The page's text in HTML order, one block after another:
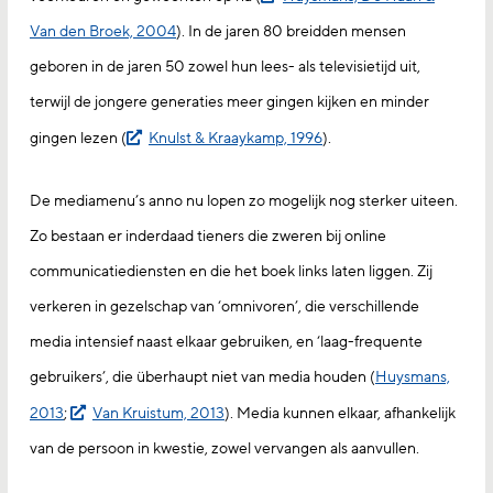
Van den Broek, 2004). In de jaren 80 breidden mensen
geboren in de jaren 50 zowel hun lees- als televisietijd uit,
terwijl de jongere generaties meer gingen kijken en minder
gingen lezen (
Knulst & Kraaykamp, 1996).
De mediamenu’s anno nu lopen zo mogelijk nog sterker uiteen.
Zo bestaan er inderdaad tieners die zweren bij online
communicatiediensten en die het boek links laten liggen. Zij
verkeren in gezelschap van ‘omnivoren’, die verschillende
media intensief naast elkaar gebruiken, en ‘laag-frequente
gebruikers’, die überhaupt niet van media houden (Huysmans,
2013; Van Kruistum, 2013). Media kunnen elkaar, afhankelijk
van de persoon in kwestie, zowel vervangen als aanvullen.